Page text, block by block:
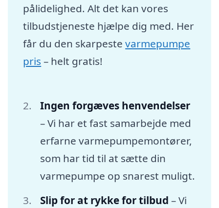
pålidelighed. Alt det kan vores
tilbudstjeneste hjælpe dig med. Her
får du den skarpestevarmepumpe
pris – helt gratis!
Ingen forgæves henvendelser
– Vi har et fast samarbejde med
erfarne varmepumpemontører,
som har tid til at sætte din
varmepumpe op snarest muligt.
Slip for at rykke for tilbud – Vi